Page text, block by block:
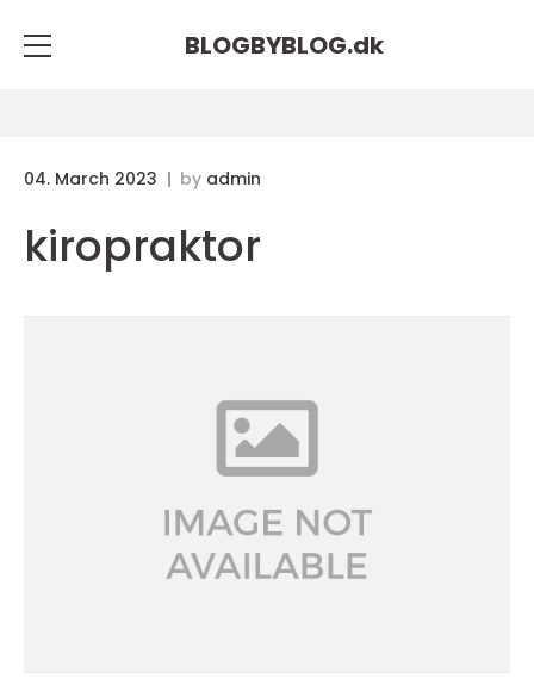
BLOGBYBLOG.dk
04. March 2023 by admin
kiropraktor